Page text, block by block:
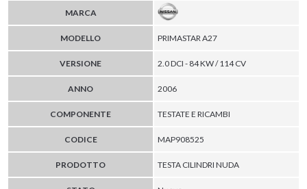
MARCA
MODELLO PRIMASTAR A27
VERSIONE 2.0 DCI - 84 KW / 114 CV
ANNO 2006
COMPONENTE TESTATE E RICAMBI
CODICE MAP908525
PRODOTTO TESTA CILINDRI NUDA